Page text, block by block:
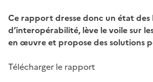
Ce rapport dresse donc un état des
d’interopérabilité, lève le voile sur
en œuvre et propose des solutions
Télécharger le rapport